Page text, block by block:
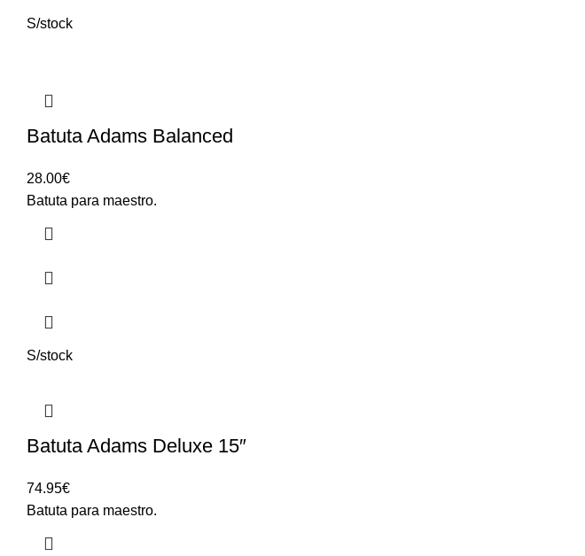
S/stock
Batuta Adams Balanced
28.00€
Batuta para maestro.
S/stock
Batuta Adams Deluxe 15″
74.95€
Batuta para maestro.